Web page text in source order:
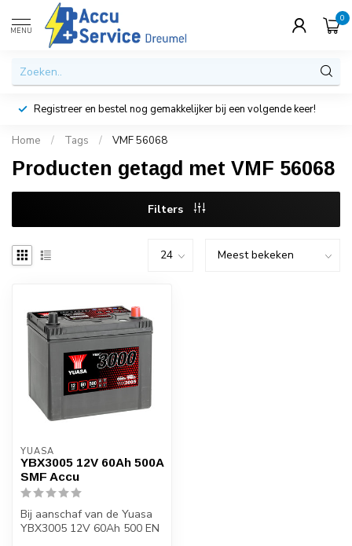
MENU
0
Registreer en bestel nog gemakkelijker bij een volgende keer!
Home / Tags / VMF 56068
Producten getagd met VMF 56068
Filters
YUASA
YBX3005 12V 60Ah 500A
SMF Accu
Bij aanschaf van de Yuasa
YBX3005 12V 60Ah 500 EN